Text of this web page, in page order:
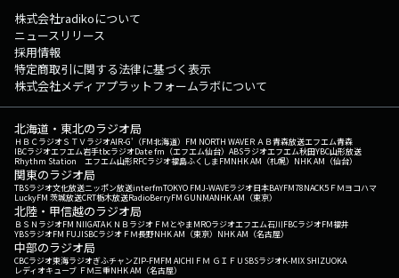
株式会社radikoについて
ニュースリリース
採用情報
特定商取引に関する法律に基づく表示
株式会社メディアプラットフォームラボについて
北海道・東北のラジオ局
ＨＢＣラジオＳＴＶラジオAIR-G'（FM北海道） FM NORTH WAVEＲＡＢ青森放送エフエム青森
IBCラジオエフエム岩手tbcラジオDate fm（エフエム仙台） ABSラジオエフエム秋田YBC山形放送
Rhythm Station エフエム山形RFCラジオ福島ふくしまFMNHK AM（札幌） NHK AM（仙台）
関東のラジオ局
TBSラジオ文化放送ニッポン放送interfmTOKYO FMJ-WAVEラジオ日本BAYFM78NACK5 ＦＭヨコハマ
LuckyFM 茨城放送CRT栃木放送RadioBerryFM GUNMANHK AM（東京）
北陸・甲信越のラジオ局
ＢＳＮラジオFM NIIGATAＫＮＢラジオ ＦＭとやまMROラジオエフエム石川FBCラジオFM福井
YBSラジオFM FUJISBCラジオ ＦＭ長野NHK AM（東京） NHK AM（名古屋）
中部のラジオ局
CBCラジオ東海ラジオぎふチャンZIP-FMFM AICHI ＦＭ ＧＩＦＵ SBSラジオK-MIX SHIZUOKA
レディオキューブ ＦＭ三重NHK AM（名古屋）